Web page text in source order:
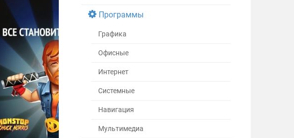
Программы
Графика
Офисные
Интернет
Системные
Навигация
Мультимедиа